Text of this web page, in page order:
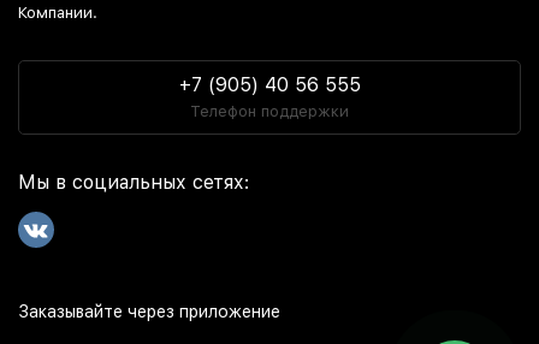
Компании.
+7 (905) 40 56 555
Телефон поддержки
Мы в социальных сетях:
Заказывайте через приложение